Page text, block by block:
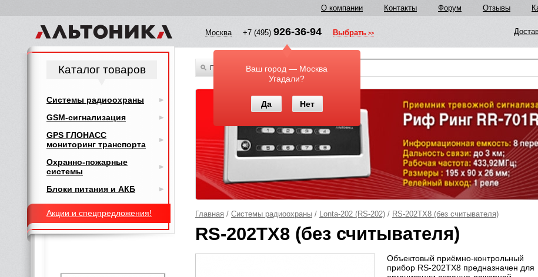
О компании Контакты Форум Отзывы
Москва +7 (495) 926-36-94
Ваш город — Москва
Угадали?
Да Нет
Выбрать
По всему каталогу
Главная / Системы радиоохраны / Lonta-202 (RS-202) / RS-202TX8 (без считывателя)
RS-202TX8 (без считывателя)
Объектовый приёмно-контрольный
прибор RS-202TХ8 предназначен для
Каталог товаров
Системы радиоохраны
GSM-сигнализация
GPS ГЛОНАСС
мониторинг транспорта
Охранно-пожарные
системы
Блоки питания и АКБ
Акции и спецпредложения!